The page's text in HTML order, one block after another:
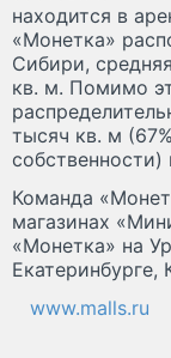
находится в
«Монетка»
Сибири,
кв. м. Помимо
тысяч кв. м
Команда
магазинах
«Монетка» на
www.malls.ru